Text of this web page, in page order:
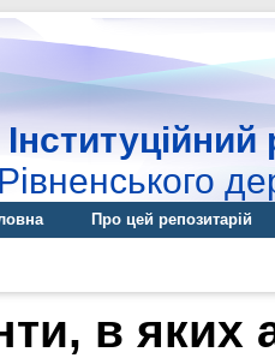
Інституційний
Рівненського
Про цей репозитарій
в яких